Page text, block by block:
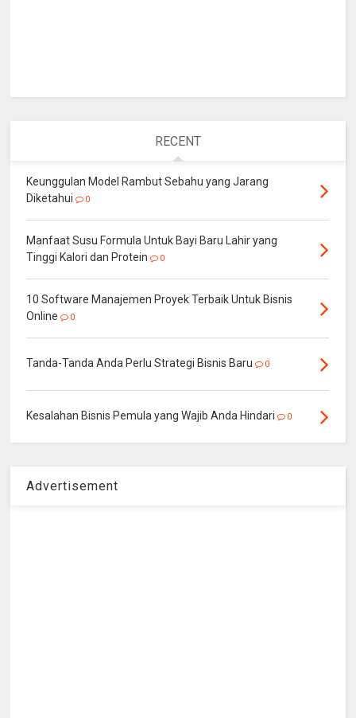
RECENT
Keunggulan Model Rambut Sebahu yang Jarang
Diketahui
0
Manfaat Susu Formula Untuk Bayi Baru Lahir yang
Tinggi Kalori dan Protein
0
10 Software Manajemen Proyek Terbaik Untuk Bisnis
Online
0
Tanda-Tanda Anda Perlu Strategi Bisnis Baru 0
Kesalahan Bisnis Pemula yang Wajib Anda Hindari 0
Advertisement